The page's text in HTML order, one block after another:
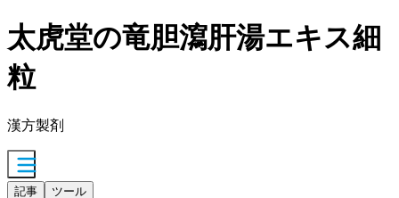
太虎堂の竜胆瀉肝湯エキス細
粒
漢方製剤
記事 ツール